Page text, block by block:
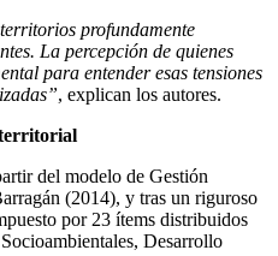
profundamente
La percepción de quienes
para entender esas tensiones
, explican los autores.
del modelo de Gestión
(2014), y tras un riguroso
por 23 ítems distribuidos
Desarrollo